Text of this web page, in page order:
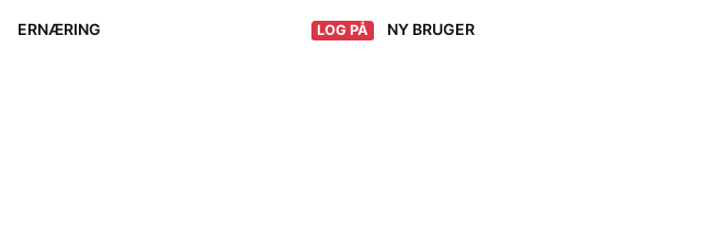
ERNÆRING NY BRUGER
LOG PÅ